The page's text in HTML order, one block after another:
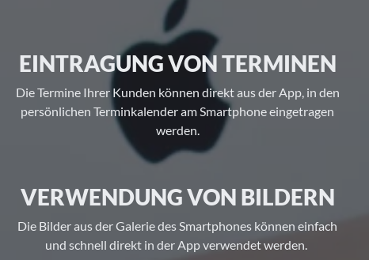
EINTRAGUNG VON TERMINEN
Die Termine Ihrer Kunden können direkt aus der App, in den
persönlichen Terminkalender am Smartphone eingetragen
werden.
VERWENDUNG VON BILDERN
Die Bilder aus der Galerie des Smartphones können einfach
und schnell direkt in der App verwendet werden.